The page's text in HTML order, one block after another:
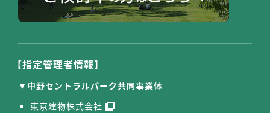
【指定管理者情報】
中野セントラルパーク共同事業体
東京建物株式会社